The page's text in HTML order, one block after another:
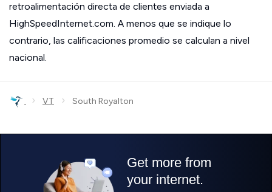
retroalimentación directa de clientes enviada a
HighSpeedInternet.com. A menos que se indique lo
contrario, las calificaciones promedio se calculan a nivel
nacional.
› VT › South Royalton